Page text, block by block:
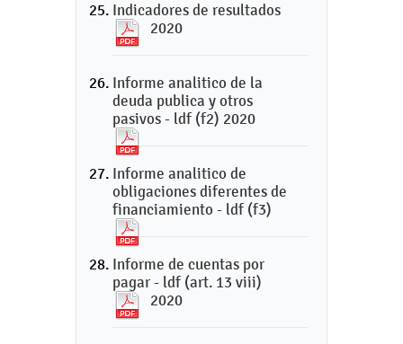
Indicadores de resultados
2020
Informe analitico de la
deuda publica y otros
pasivos - ldf (f2) 2020
Informe analitico de
obligaciones diferentes de
financiamiento - ldf (f3)
Informe de cuentas por
pagar - ldf (art. 13 viii)
2020